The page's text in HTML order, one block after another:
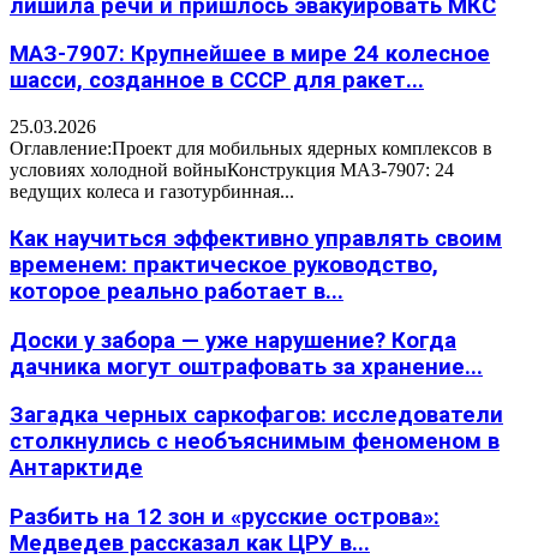
лишила речи и пришлось эвакуировать МКС
МАЗ-7907: Крупнейшее в мире 24 колесное
шасси, созданное в СССР для ракет...
25.03.2026
Оглавление:Проект для мобильных ядерных комплексов в
условиях холодной войныКонструкция МАЗ-7907: 24
ведущих колеса и газотурбинная...
Как научиться эффективно управлять своим
временем: практическое руководство,
которое реально работает в...
Доски у забора — уже нарушение? Когда
дачника могут оштрафовать за хранение...
Загадка черных саркофагов: исследователи
столкнулись с необъяснимым феноменом в
Антарктиде
Разбить на 12 зон и «русские острова»:
Медведев рассказал как ЦРУ в...